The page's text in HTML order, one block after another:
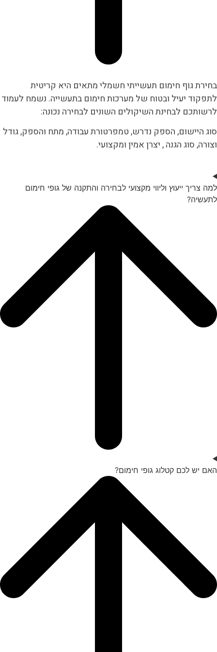
בחירת גוף חימום תעשייתי חשמלי מתאים היא קריטית
לתפקוד יעיל ובטוח של מערכות חימום בתעשייה. נשמח לעמוד
לרשותכם לבחינת השיקולים השונים לבחירה נכונה:
סוג היישום, הספק נדרש, טמפרטורת עבודה, מתח והספק, גודל
וצורה, סוג הגנה , יצרן אמין ומקצועי.
למה צריך ייעוץ וליווי מקצועי לבחירה והתקנה של גופי חימום
לתעשיה?
האם יש לכם קטלוג גופי חימום?